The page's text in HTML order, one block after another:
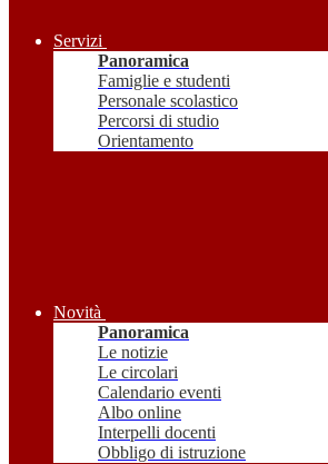
Servizi
Panoramica
Famiglie e studenti
Personale scolastico
Percorsi di studio
Orientamento
Novità
Panoramica
Le notizie
Le circolari
Calendario eventi
Albo online
Interpelli docenti
Obbligo di istruzione